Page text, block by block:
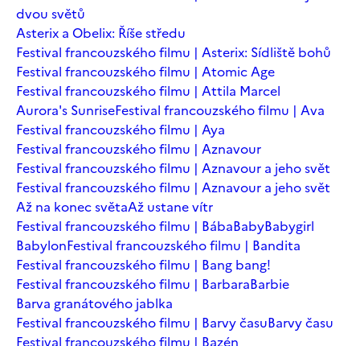
dvou světů
Asterix a Obelix: Říše středu
Festival francouzského filmu | Asterix: Sídliště bohů
Festival francouzského filmu | Atomic Age
Festival francouzského filmu | Attila Marcel
Aurora's SunriseFestival francouzského filmu | Ava
Festival francouzského filmu | Aya
Festival francouzského filmu | Aznavour
Festival francouzského filmu | Aznavour a jeho svět
Festival francouzského filmu | Aznavour a jeho svět
Až na konec světaAž ustane vítr
Festival francouzského filmu | BábaBabyBabygirl
BabylonFestival francouzského filmu | Bandita
Festival francouzského filmu | Bang bang!
Festival francouzského filmu | BarbaraBarbie
Barva granátového jablka
Festival francouzského filmu | Barvy časuBarvy času
Festival francouzského filmu | Bazén